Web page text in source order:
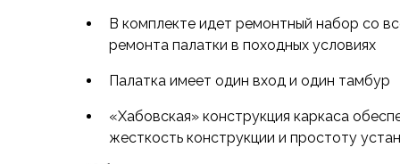
Неутепленные
Полуботинки
Кроссовки
Повседневные кроссовки
Кроссовки треккинговые
В комплекте идет ремонтный набор со
ремонта палатки в походных условиях
Палатка имеет один вход и один тамбур
«Хабовская» конструкция каркаса
жесткость конструкции и простоту